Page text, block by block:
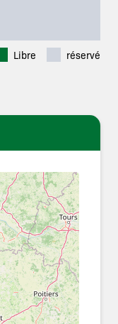
Libre réservé